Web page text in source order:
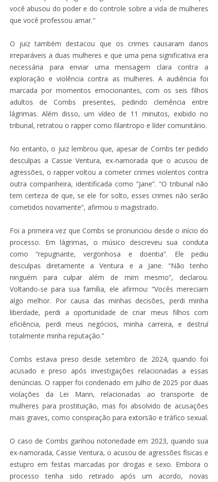
você abusou do poder e do controle sobre a vida de mulheres
que você professou amar."
O juiz também destacou que os crimes causaram danos
irreparáveis a duas mulheres e que uma pena significativa era
necessária para enviar uma mensagem clara contra a
exploração e violência contra as mulheres. A audiência foi
marcada por momentos emocionantes, com os seis filhos
adultos de Combs presentes, pedindo clemência entre
lágrimas. Além disso, um vídeo de 11 minutos, exibido no
tribunal, retratou o rapper como filantropo e líder comunitário.
No entanto, o juiz lembrou que, apesar de Combs ter pedido
desculpas a Cassie Ventura, ex-namorada que o acusou de
agressões, o rapper voltou a cometer crimes violentos contra
outra companheira, identificada como “Jane”. “O tribunal não
tem certeza de que, se ele for solto, esses crimes não serão
cometidos novamente”, afirmou o magistrado.
Foi a primeira vez que Combs se pronunciou desde o início do
processo. Em lágrimas, o músico descreveu sua conduta
como “repugnante, vergonhosa e doentia”. Ele pediu
desculpas diretamente a Ventura e a Jane. “Não tenho
ninguém para culpar além de mim mesmo”, declarou.
Voltando-se para sua família, ele afirmou: “Vocês mereciam
algo melhor. Por causa das minhas decisões, perdi minha
liberdade, perdi a oportunidade de criar meus filhos com
eficiência, perdi meus negócios, minha carreira, e destruí
totalmente minha reputação.”
Combs estava preso desde setembro de 2024, quando foi
acusado e preso após investigações relacionadas a essas
denúncias. O rapper foi condenado em julho de 2025 por duas
violações da Lei Mann, relacionadas ao transporte de
mulheres para prostituição, mas foi absolvido de acusações
mais graves, como conspiração para extorsão e tráfico sexual.
O caso de Combs ganhou notoriedade em 2023, quando sua
ex-namorada, Cassie Ventura, o acusou de agressões físicas e
estupro em festas marcadas por drogas e sexo. Embora o
processo tenha sido retirado após um acordo, novas